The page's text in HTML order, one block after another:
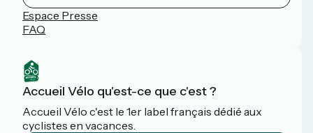
Espace Presse
FAQ
Accueil Vélo qu'est-ce que c'est ?
Accueil Vélo c'est le 1er label français dédié aux
cyclistes en vacances.